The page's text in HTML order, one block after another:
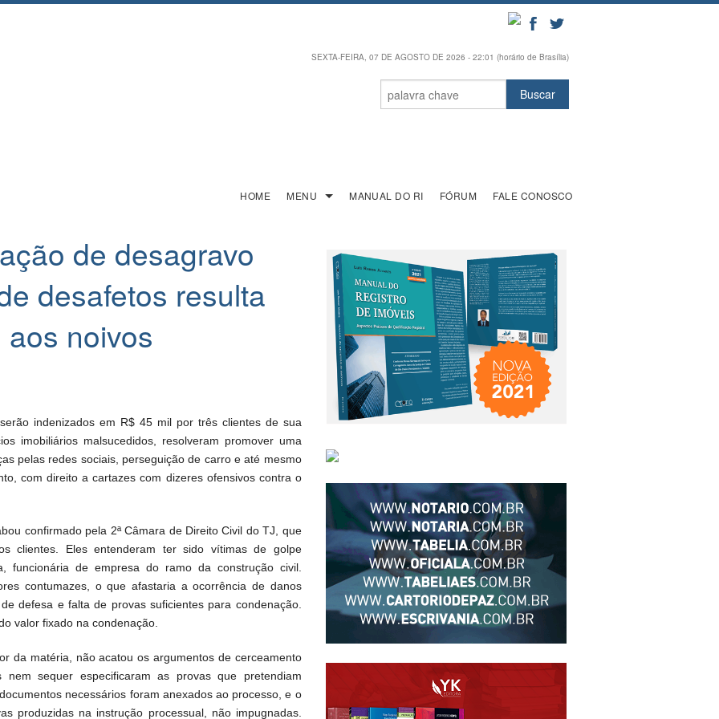
SEXTA-FEIRA, 07 DE AGOSTO DE 2026 - 22:01 (horário de Brasília)
HOME MENU MANUAL DO RI FÓRUM FALE CONOSCO
de desagravo
desafetos resulta
noivos
indenizados em R$ 45 mil por três clientes de sua
imobiliários malsucedidos, resolveram promover uma
pelas redes sociais, perseguição de carro e até mesmo
com direito a cartazes com dizeres ofensivos contra o
confirmado pela 2ª Câmara de Direito Civil do TJ, que
clientes. Eles entenderam ter sido vítimas de golpe
de empresa do ramo da construção civil.
contumazes, o que afastaria a ocorrência de danos
defesa e falta de provas suficientes para condenação.
valor fixado na condenação.
da matéria, não acatou os argumentos de cerceamento
sequer especificaram as provas que pretendiam
necessários foram anexados ao processo, e o
produzidas na instrução processual, não impugnadas.